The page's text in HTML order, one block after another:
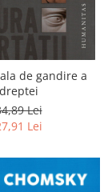
de gandire a
dreptei
Lei
Lei